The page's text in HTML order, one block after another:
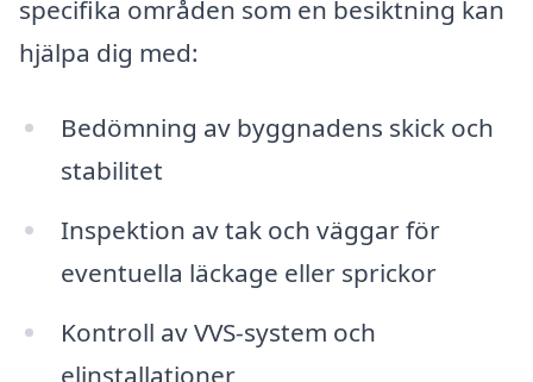
specifika områden som en besiktning kan
hjälpa dig med:
Bedömning av byggnadens skick och
stabilitet
Inspektion av tak och väggar för
eventuella läckage eller sprickor
Kontroll av VVS-system och
elinstallationer